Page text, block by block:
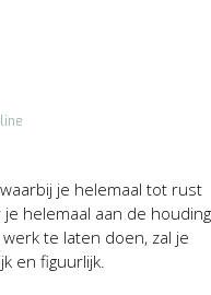
je helemaal tot rust
helemaal aan de houding
te laten doen, zal je
en figuurlijk.